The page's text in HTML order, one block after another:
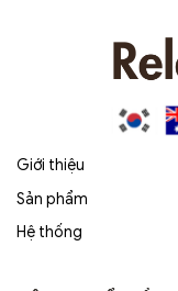
Giới thiệu
Sản phẩm
Hệ thống